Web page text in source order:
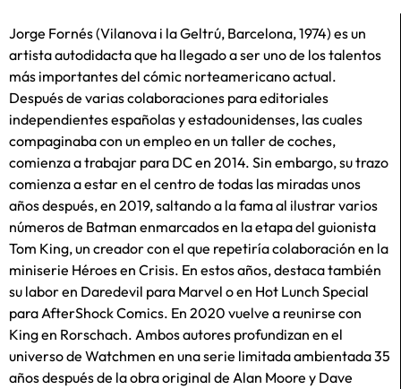
Jorge Fornés (Vilanova i la Geltrú, Barcelona, 1974) es un
artista autodidacta que ha llegado a ser uno de los talentos
más importantes del cómic norteamericano actual.
Después de varias colaboraciones para editoriales
independientes españolas y estadounidenses, las cuales
compaginaba con un empleo en un taller de coches,
comienza a trabajar para DC en 2014. Sin embargo, su trazo
comienza a estar en el centro de todas las miradas unos
años después, en 2019, saltando a la fama al ilustrar varios
números de Batman enmarcados en la etapa del guionista
Tom King, un creador con el que repetiría colaboración en la
miniserie Héroes en Crisis. En estos años, destaca también
su labor en Daredevil para Marvel o en Hot Lunch Special
para AfterShock Comics. En 2020 vuelve a reunirse con
King en Rorschach. Ambos autores profundizan en el
universo de Watchmen en una serie limitada ambientada 35
años después de la obra original de Alan Moore y Dave